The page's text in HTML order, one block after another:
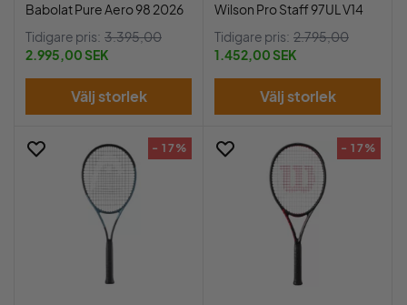
Babolat Pure Aero 98 2026
Tidigare pris: 3.395,00
2.995,00 SEK
Välj storlek
Wilson Pro Staff 97UL V14
Tidigare pris: 2.795,00
1.452,00 SEK
Välj storlek
- 17% - 17%